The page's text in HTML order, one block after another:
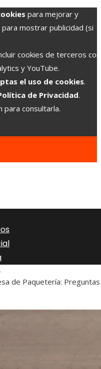
para mejorar y
mostrar publicidad (si
cookies de terceros
y YouTube.
el uso de cookies.
de Privacidad.
para consultarla.
de Paquetería: Preguntas